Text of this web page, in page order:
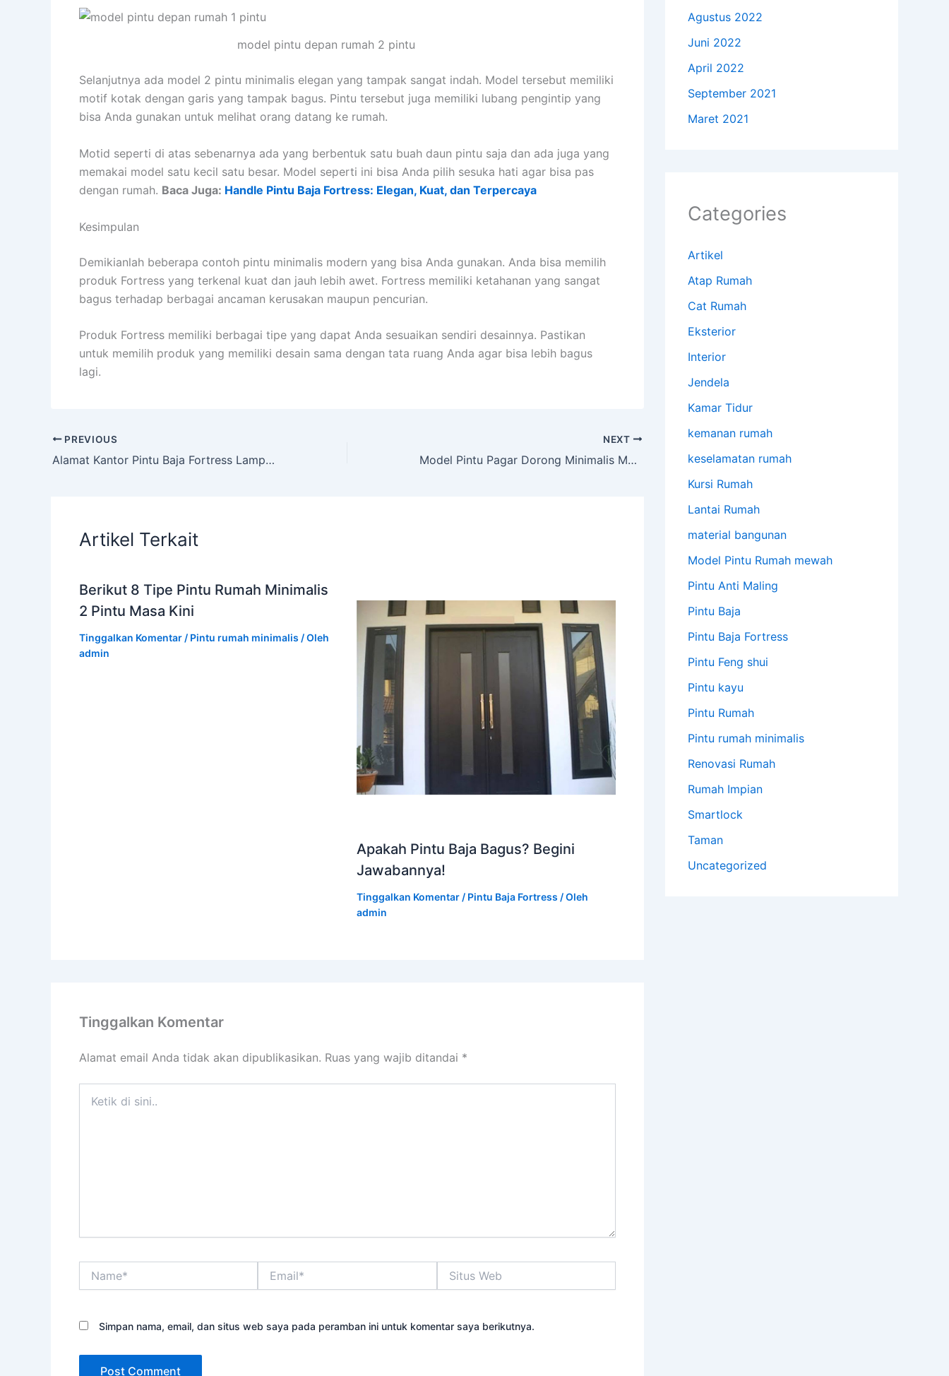
model pintu depan rumah 2 pintu
Selanjutnya ada model 2 pintu minimalis elegan yang tampak sangat indah. Model tersebut memiliki
motif kotak dengan garis yang tampak bagus. Pintu tersebut juga memiliki lubang pengintip yang
bisa Anda gunakan untuk melihat orang datang ke rumah.
Motid seperti di atas sebenarnya ada yang berbentuk satu buah daun pintu saja dan ada juga yang
memakai model satu kecil satu besar. Model seperti ini bisa Anda pilih sesuka hati agar bisa pas
dengan rumah. Baca Juga: Handle Pintu Baja Fortress: Elegan, Kuat, dan Terpercaya
Kesimpulan
Demikianlah beberapa contoh pintu minimalis modern yang bisa Anda gunakan. Anda bisa memilih
produk Fortress yang terkenal kuat dan jauh lebih awet. Fortress memiliki ketahanan yang sangat
bagus terhadap berbagai ancaman kerusakan maupun pencurian.
Produk Fortress memiliki berbagai tipe yang dapat Anda sesuaikan sendiri desainnya. Pastikan
untuk memilih produk yang memiliki desain sama dengan tata ruang Anda agar bisa lebih bagus
lagi.
PREVIOUS
Alamat Kantor Pintu Baja Fortress Lampung
NEXT
Model Pintu Pagar Dorong Minimalis Modern
Artikel Terkait
Berikut 8 Tipe Pintu Rumah Minimalis
2 Pintu Masa Kini
Tinggalkan Komentar / Pintu rumah minimalis / Oleh
admin
Apakah Pintu Baja Bagus? Begini
Jawabannya!
Tinggalkan Komentar / Pintu Baja Fortress / Oleh
admin
Tinggalkan Komentar
Alamat email Anda tidak akan dipublikasikan. Ruas yang wajib ditandai *
Web
Simpan nama, email, dan situs web saya pada peramban ini untuk komentar saya berikutnya.
Agustus 2022
Juni 2022
April 2022
September 2021
Maret 2021
Categories
Artikel
Atap Rumah
Cat Rumah
Eksterior
Interior
Jendela
Kamar Tidur
kemanan rumah
keselamatan rumah
Kursi Rumah
Lantai Rumah
material bangunan
Model Pintu Rumah mewah
Pintu Anti Maling
Pintu Baja
Pintu Baja Fortress
Pintu Feng shui
Pintu kayu
Pintu Rumah
Pintu rumah minimalis
Renovasi Rumah
Rumah Impian
Smartlock
Taman
Uncategorized